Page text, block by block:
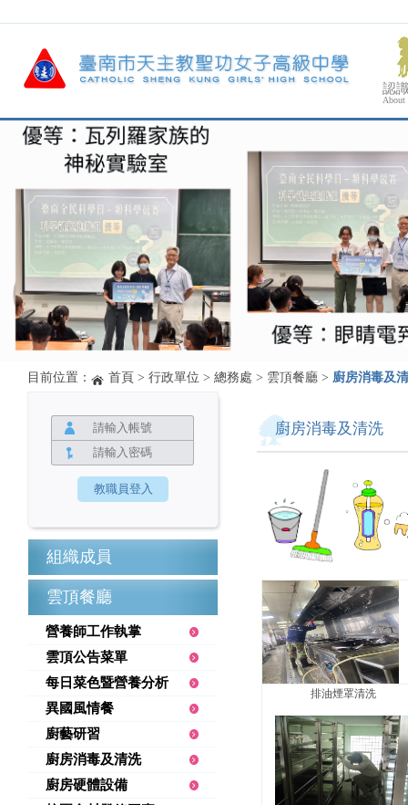
認
About
目前位置： 首頁 > 行政單位 > 總務處 > 雲頂餐廳 > 廚房消毒及
組織成員
雲頂餐廳
營養師工作執掌
雲頂公告菜單
每日菜色暨營養分析
異國風情餐
廚藝研習
廚房消毒及清洗
廚房硬體設備
廚房消毒及清洗
排油煙罩清洗